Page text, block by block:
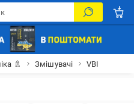
🚿 Змішувачі VBI